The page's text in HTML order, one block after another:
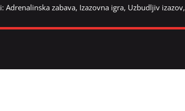
Adrenalinska zabava, Izazovna igra, Uzbudljiv izazov,